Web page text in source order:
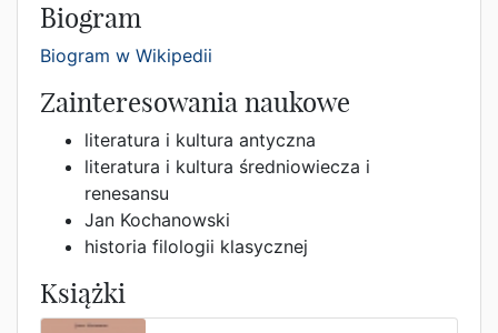
Biogram
Biogram w Wikipedii
Zainteresowania naukowe
literatura i kultura antyczna
literatura i kultura średniowiecza i
renesansu
Jan Kochanowski
historia filologii klasycznej
Książki